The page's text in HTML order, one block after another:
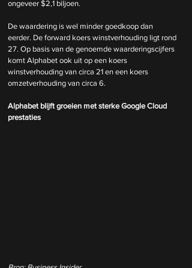
ongeveer $2,1 biljoen.
De waardering is wel minder goedkoop dan
eerder. De forward koers winstverhouding ligt rond
27. Op basis van de genoemde waarderingscijfers
komt Alphabet ook uit op een koers
winstverhouding van circa 21 en een koers
omzetverhouding van circa 6.
Alphabet blijft groeien met sterke Google Cloud
prestaties